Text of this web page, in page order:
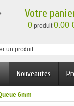
Votre
0 produit0.00
Nouveautés
6mm